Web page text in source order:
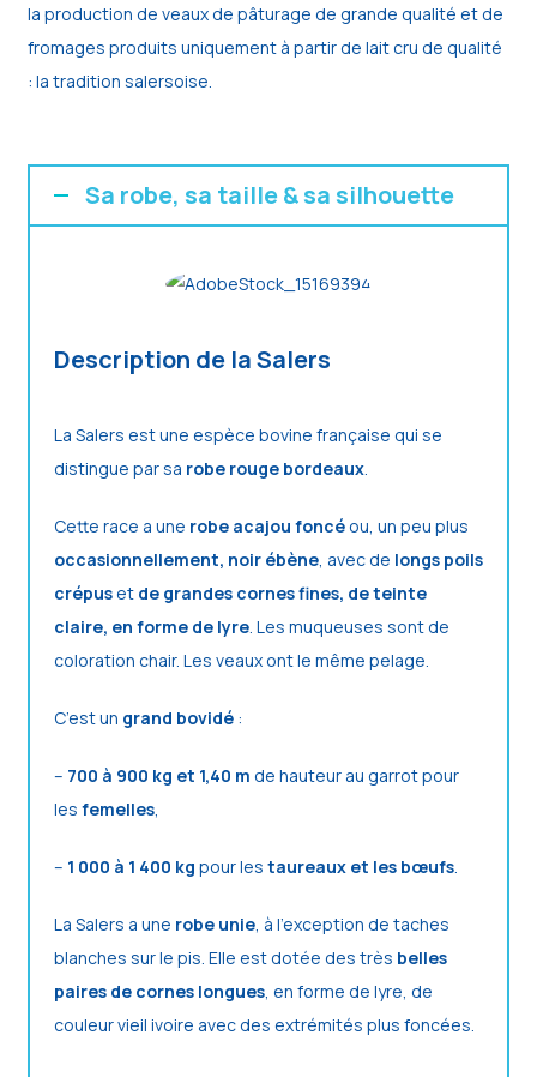
la production de veaux de pâturage de grande qualité et de
fromages produits uniquement à partir de lait cru de qualité
: la tradition salersoise.
Sa robe, sa taille & sa silhouette
Description de la Salers
La Salers est une espèce bovine française qui se
distingue par sa robe rouge bordeaux.
Cette race a une robe acajou foncéou, un peu plus
occasionnellement, noir ébène, avec de longs poils
crépuset de grandes cornes fines, de teinte
claire, en forme de lyre. Les muqueuses sont de
coloration chair. Les veaux ont le même pelage.
C’est un grand bovidé:
– 700 à 900 kg et 1,40 m de hauteur au garrot pour
les femelles,
– 1 000 à 1 400 kg pour les taureaux et les bœufs.
La Salers a une robe unie, à l’exception de taches
blanches sur le pis. Elle est dotée des très belles
paires de cornes longues, en forme de lyre, de
couleur vieil ivoire avec des extrémités plus foncées.